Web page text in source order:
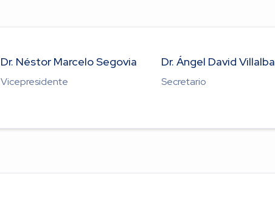
Dr. Néstor Marcelo Segovia
Vicepresidente
Dr. Ángel David Villalba
Secretario